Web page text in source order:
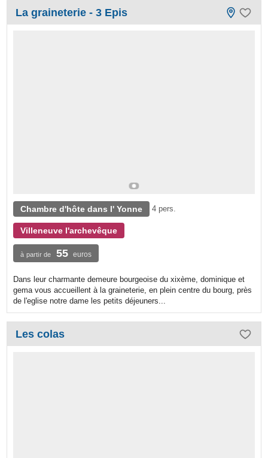
La graineterie - 3 Epis
Chambre d'hôte dans l' Yonne 4 pers.
Villeneuve l'archevêque
à partir de 55 euros
Dans leur charmante demeure bourgeoise du xixème, dominique et
gema vous accueillent à la graineterie, en plein centre du bourg, près
de l'eglise notre dame les petits déjeuners...
Les colas